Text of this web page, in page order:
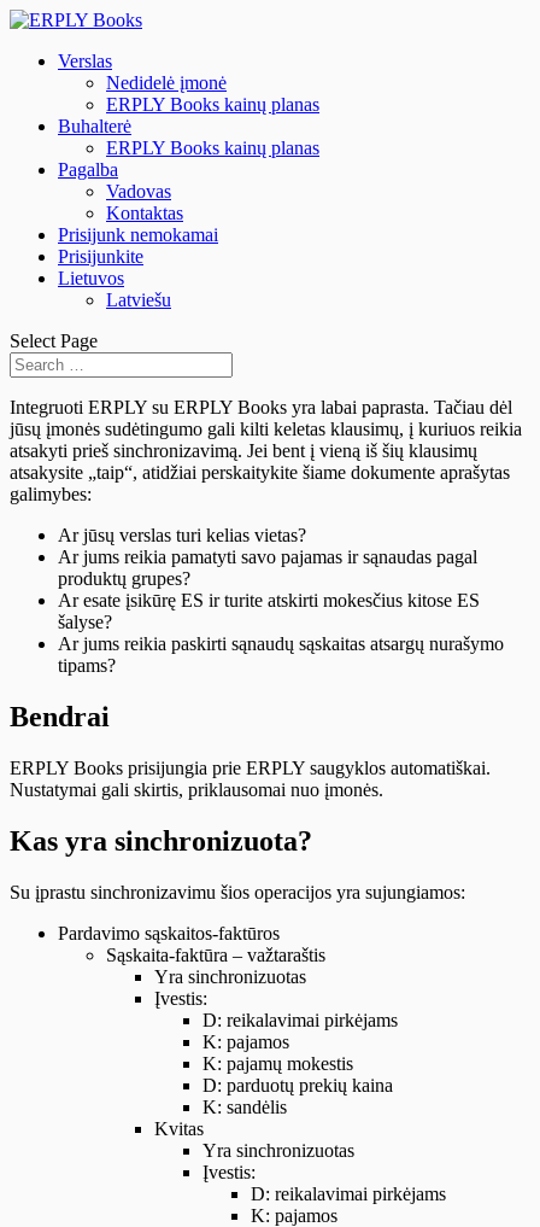
Verslas
Nedidelė įmonė
ERPLY Books kainų planas
Buhalterė
ERPLY Books kainų planas
Pagalba
Vadovas
Kontaktas
Prisijunk nemokamai
Prisijunkite
Lietuvos
Latviešu
Select Page
Integruoti ERPLY su ERPLY Books yra labai paprasta. Tačiau dėl
jūsų įmonės sudėtingumo gali kilti keletas klausimų, į kuriuos reikia
atsakyti prieš sinchronizavimą. Jei bent į vieną iš šių klausimų
atsakysite „taip“, atidžiai perskaitykite šiame dokumente aprašytas
galimybes:
Ar jūsų verslas turi kelias vietas?
Ar jums reikia pamatyti savo pajamas ir sąnaudas pagal
produktų grupes?
Ar esate įsikūrę ES ir turite atskirti mokesčius kitose ES
šalyse?
Ar jums reikia paskirti sąnaudų sąskaitas atsargų nurašymo
tipams?
Bendrai
ERPLY Books prisijungia prie ERPLY saugyklos automatiškai.
Nustatymai gali skirtis, priklausomai nuo įmonės.
Kas yra sinchronizuota?
Su įprastu sinchronizavimu šios operacijos yra sujungiamos:
Pardavimo sąskaitos-faktūros
Sąskaita-faktūra – važtaraštis
Yra sinchronizuotas
Įvestis:
D: reikalavimai pirkėjams
K: pajamos
K: pajamų mokestis
D: parduotų prekių kaina
K: sandėlis
Kvitas
Yra sinchronizuotas
Įvestis:
D: reikalavimai pirkėjams
K: pajamos